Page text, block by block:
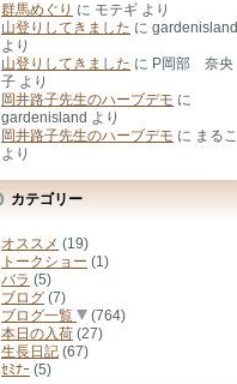
群馬めぐり に モテギ より
山登りしてきました に gardenisland
より
山登りしてきました に P岡部 奈央
子 より
岡井路子先生のハーブデモ に
gardenisland より
岡井路子先生のハーブデモ に まるこ
より
カテゴリー
オススメ (19)
トークショー (1)
バラ (5)
ブログ (7)
ブログ一覧
(764)
本日の入荷 (27)
生長日記 (67)
ｾﾐﾅｰ (5)